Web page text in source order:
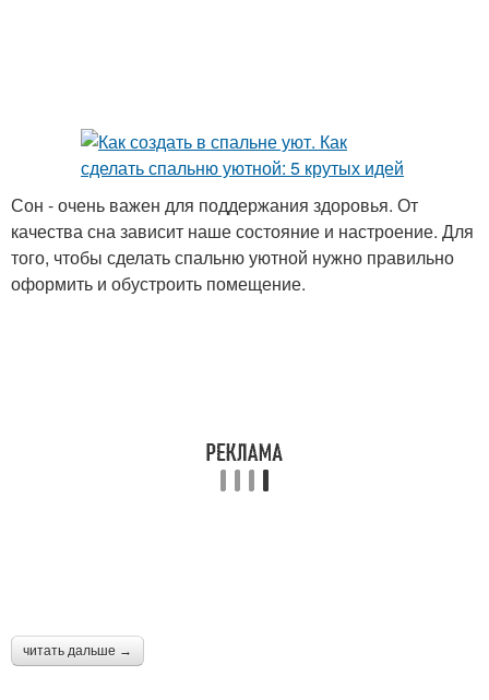
Сон - очень важен для поддержания здоровья. От
качества сна зависит наше состояние и настроение. Для
того, чтобы сделать спальню уютной нужно правильно
оформить и обустроить помещение.
читать дальше →